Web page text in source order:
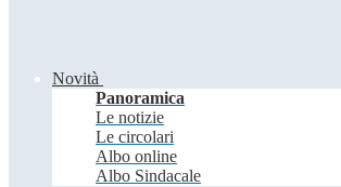
Novità
Panoramica
Le notizie
Le circolari
Albo online
Albo Sindacale